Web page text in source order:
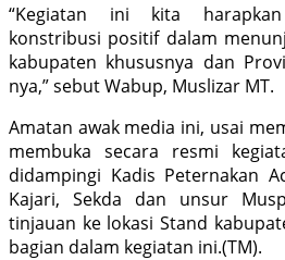
“Kegiatan ini kita
konstribusi positif dalam
kabupaten khu­susnya dan
nya,” sebut Wabup, Muslizar MT.
Amatan awak media ini, usai
membuka secara resmi
didampingi Kadis Peternakan
Kajari, Sekda dan unsur
tinjauan ke lokasi Stand
bagian dalam kegiatan ini.(TM).